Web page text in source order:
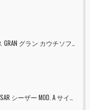
arflex アルフレックス GRAN グラン カウチソファ 本革 入荷しました！！
Minotti ミノッティ CESAR シーザー MOD. A サイドテーブル スツール セラドン 入荷しました！！